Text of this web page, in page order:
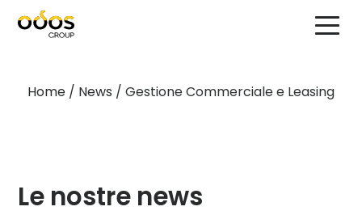
Home / News /Gestione Commerciale e Leasing
Le nostre news